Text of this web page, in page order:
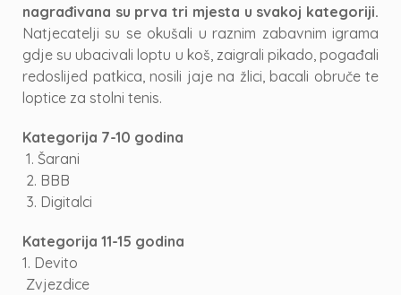
nagrađivana su prva tri mjesta u svakoj kategoriji.
Natjecatelji su se okušali u raznim zabavnim igrama
gdje su ubacivali loptu u koš, zaigrali pikado, pogađali
redoslijed patkica, nosili jaje na žlici, bacali obruče te
loptice za stolni tenis.
Kategorija 7-10 godina
1. Šarani
2. BBB
3. Digitalci
Kategorija 11-15 godina
1. Devito
Zvjezdice